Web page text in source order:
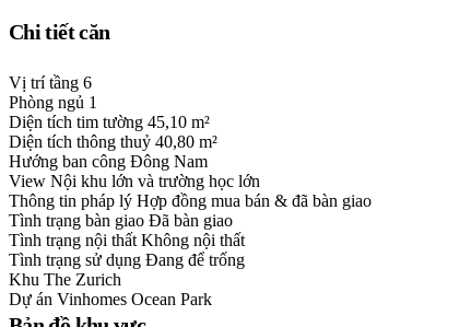
Chi tiết căn
Vị trí tầng 6
Phòng ngủ 1
Diện tích tim tường 45,10 m²
Diện tích thông thuỷ 40,80 m²
Hướng ban công Đông Nam
View Nội khu lớn và trường học lớn
Thông tin pháp lý Hợp đồng mua bán & đã bàn giao
Tình trạng bàn giao Đã bàn giao
Tình trạng nội thất Không nội thất
Tình trạng sử dụng Đang để trống
Khu The Zurich
Dự án Vinhomes Ocean Park